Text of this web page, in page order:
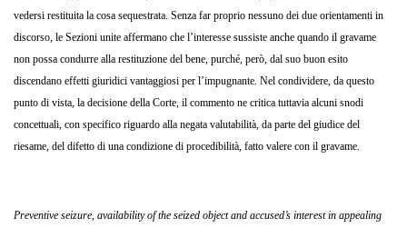
vedersi restituita la cosa sequestrata. Senza far proprio nessuno dei due orientamenti in
discorso, le Sezioni unite affermano che l’interesse sussiste anche quando il gravame
non possa condurre alla restituzione del bene, purché, però, dal suo buon esito
discendano effetti giuridici vantaggiosi per l’impugnante. Nel condividere, da questo
punto di vista, la decisione della Corte, il commento ne critica tuttavia alcuni snodi
concettuali, con specifico riguardo alla negata valutabilità, da parte del giudice del
riesame, del difetto di una condizione di procedibilità, fatto valere con il gravame.
Preventive seizure, availability of the seized object and accused’s interest in appealing